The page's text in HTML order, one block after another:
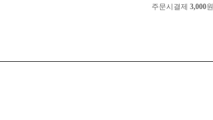
주문시결제 3,000원